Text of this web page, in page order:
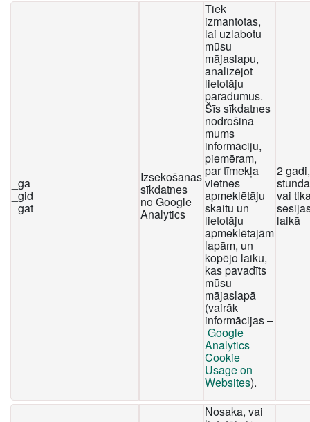
_ga
_gid
_gat
Izsekošanas
sīkdatnes
no Google
Analytics
Tiek
izmantotas,
lai uzlabotu
mūsu
mājaslapu,
analizējot
lietotāju
paradumus.
Šīs sīkdatnes
nodrošina
mums
informāciju,
piemēram,
par tīmekļa
vietnes
apmeklētāju
skaitu un
lietotāju
apmeklētajām
lapām, un
kopējo laiku,
kas pavadīts
mūsu
mājaslapā
(vairāk
informācijas –
Google
Analytics
Cookie
Usage on
Websites).
2
vai
laikā
Nosaka, vai